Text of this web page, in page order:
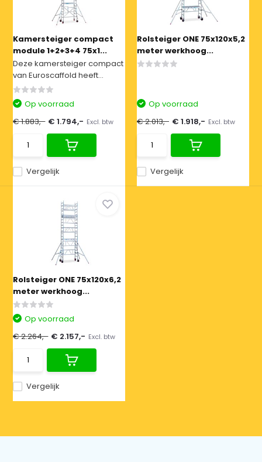
Kamersteiger compact
module 1+2+3+4 75x1...
Deze kamersteiger compact
van Euroscaffold heeft...
Vergelijk
Op voorraad
€ 1.883,- € 1.794,- Excl. btw
Rolsteiger ONE 75x120x5,2
meter werkhoog...
Vergelijk
Op voorraad
€ 2.013,- € 1.918,- Excl. btw
Rolsteiger ONE 75x120x6,2
meter werkhoog...
Vergelijk
Op voorraad
€ 2.264,- € 2.157,- Excl. btw